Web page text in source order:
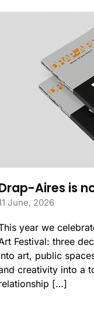
Aires is
June, 2026
year we
Festival: three
art, public
creativity into a
[…]